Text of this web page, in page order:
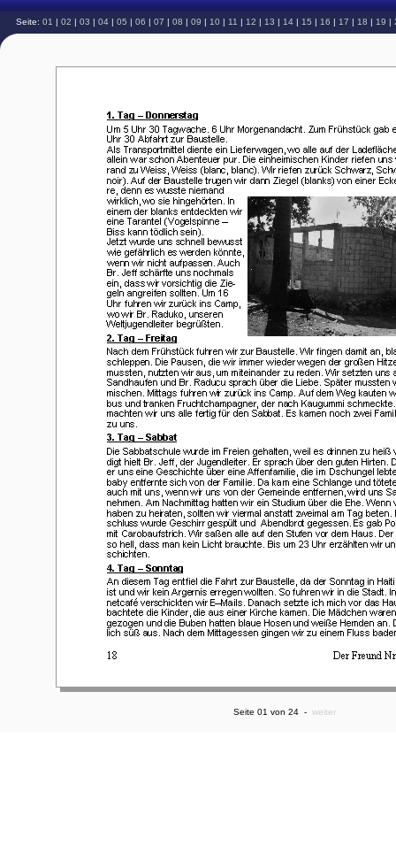
Seite: 01 | 02 | 03 | 04 | 05 | 06 | 07 | 08 | 09 | 10 | 11 | 12 | 13 | 14 | 15 | 16 | 17 | 18 | 19 |
Seite 01 von 24 - weiter